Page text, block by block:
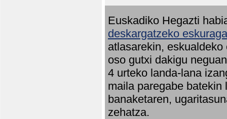
Euskadiko Hegazti
deskargatzeko
atlasarekin,
oso gutxi dakigu
4 urteko landa-lana
maila paregabe
banaketaren,
zehatza.